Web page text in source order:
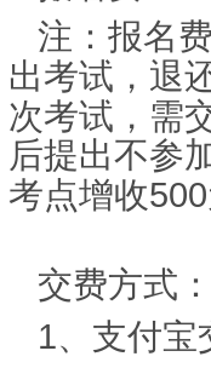
注：报名
出考试，退
次考试，需
后提出不参
考点增收500
交费方式
1、支付宝